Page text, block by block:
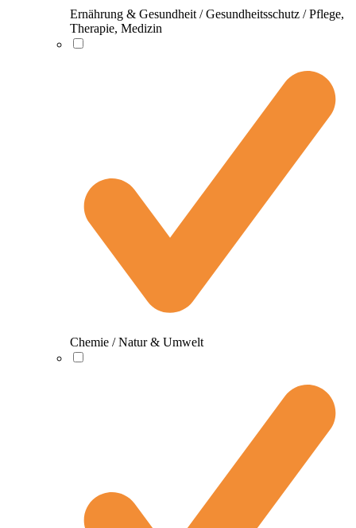
Ernährung & Gesundheit / Gesundheitsschutz / Pflege,
Therapie, Medizin
Chemie / Natur & Umwelt